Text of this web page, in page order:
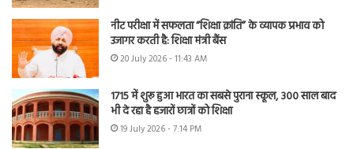
नीट परीक्षा में सफलता “शिक्षा क्रांति” के व्यापक प्रभाव को
उजागर करती है: शिक्षा मंत्री बैंस
20 July 2026 - 11:43 AM
1715 में शुरू हुआ भारत का सबसे पुराना स्कूल, 300 साल बाद
भी दे रहा है हजारों छात्रों को शिक्षा
19 July 2026 - 7:14 PM